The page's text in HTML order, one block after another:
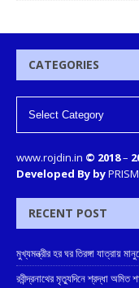
CATEGORIES
www.rojdin.in © 2018–
Developed By by
RECENT POST
মুখ্যমন্ত্রীর হর ঘর তিরঙ্গা যাত্রায়
রবীন্দ্রনাথের মৃত্যুদিনে শ্রদ্ধা